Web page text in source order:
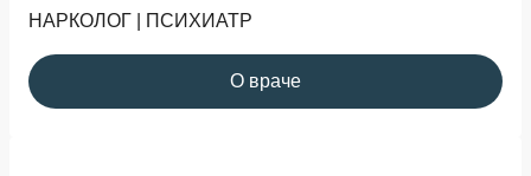
НАРКОЛОГ | ПСИХИАТР
О враче